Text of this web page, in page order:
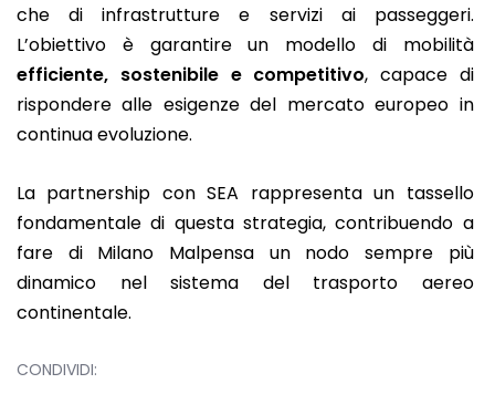
che di infrastrutture e servizi ai passeggeri.
L’obiettivo è garantire un modello di mobilità
efficiente, sostenibile e competitivo, capace di
rispondere alle esigenze del mercato europeo in
continua evoluzione.
La partnership con SEA rappresenta un tassello
fondamentale di questa strategia, contribuendo a
fare di Milano Malpensa un nodo sempre più
dinamico nel sistema del trasporto aereo
continentale.
CONDIVIDI: